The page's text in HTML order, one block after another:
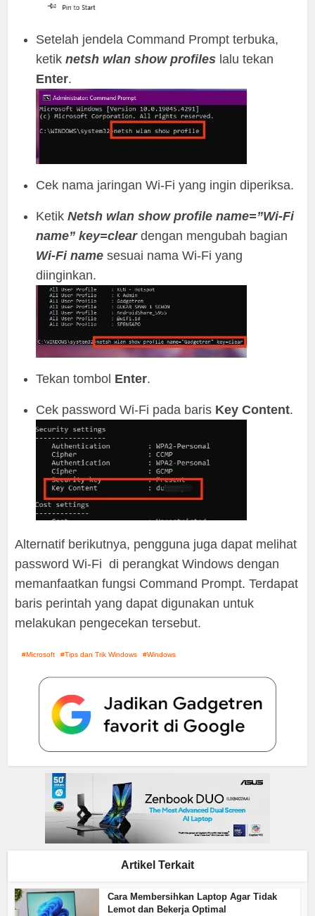
Setelah jendela Command Prompt terbuka,
ketiknetsh wlan show profiles lalu tekan
Enter.
Cek nama jaringan Wi-Fi yang ingin diperiksa.
KetikNetsh wlan show profile name=”Wi-Fi
name” key=clear dengan mengubah bagian
Wi-Fi name sesuai nama Wi-Fi yang
diinginkan.
Tekan tombol Enter.
Cek password Wi-Fi pada baris Key Content.
Alternatif berikutnya, pengguna juga dapat melihat
password Wi-Fi di perangkat Windows dengan
memanfaatkan fungsi Command Prompt. Terdapat
baris perintah yang dapat digunakan untuk
melakukan pengecekan tersebut.
Microsoft Tips dan Trik Windows Windows
Artikel Terkait
Cara Membersihkan Laptop Agar Tidak
Lemot dan Bekerja Optimal